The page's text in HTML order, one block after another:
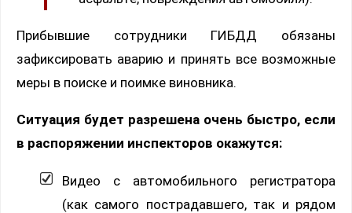
Прибывшие сотрудники ГИБДД обязаны
зафиксировать аварию и принять все возможные
меры в поиске и поимке виновника.
Ситуация будет разрешена очень быстро, если
в распоряжении инспекторов окажутся:
Видео с автомобильного регистратора
(как самого пострадавшего, так и рядом